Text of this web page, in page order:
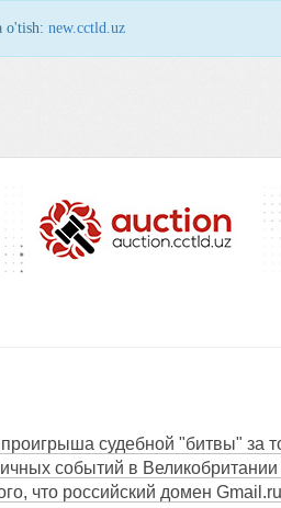
o'tish: new.cctld.uz
судебной "битвы" за
событий в
что российский домен